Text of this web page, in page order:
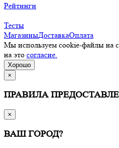
Рейтинги
Тесты
МагазиныДоставкаОплата
Мы используем cookie-файлы на
на это согласие.
Хорошо
×
ПРАВИЛА
×
ВАШ ГОРОД?